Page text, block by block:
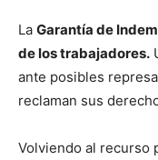
La Garantía de
de los trabajadores.
ante posibles
reclaman sus
Volviendo al recurso